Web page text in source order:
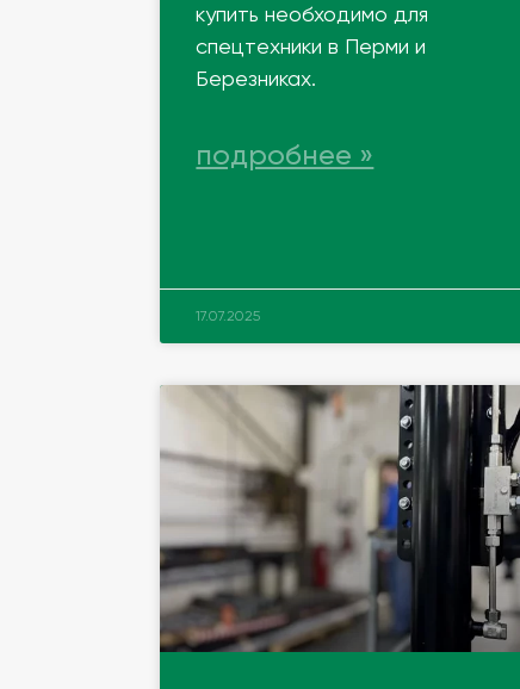
купить необходимо для
спецтехники в Перми и
Березниках.
подробнее »
17.07.2025